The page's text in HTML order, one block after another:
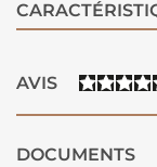
AVIS
DOCUMENTS